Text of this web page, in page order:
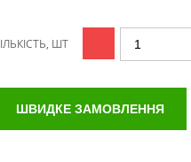
ШТ
ШВИДКЕ ЗАМОВЛЕННЯ